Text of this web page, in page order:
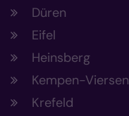
Düren
Eifel
Heinsberg
Kempen-Viersen
Krefeld